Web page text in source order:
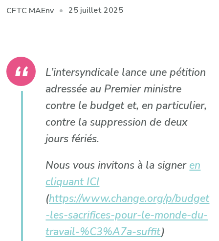
CFTC MAEnv 25 juillet 2025
L’intersyndicale lance une pétition
adressée au Premier ministre
contre le budget et, en particulier,
contre la suppression de deux
jours fériés.
Nous vous invitons à la signer en
cliquant ICI
(https://www.change.org/p/budget
-les-sacrifices-pour-le-monde-du-
travail-%C3%A7a-suffit)